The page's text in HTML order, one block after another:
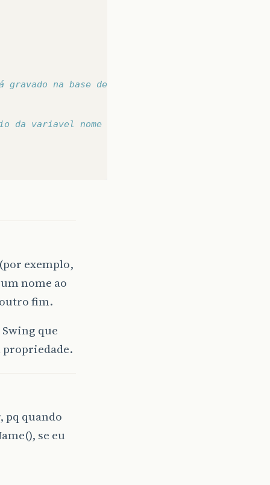
na base de dados
da variavel nome
exemplo,
nome ao
fim.
que
propriedade.
pq quando
se eu